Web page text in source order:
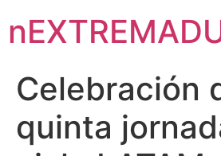
Celebración
quinta